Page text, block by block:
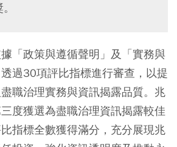
「政策與遵循聲明」及「實務與
過30項評比指標進行審查，以提
職治理實務與資訊揭露品質。兆
度獲選為盡職治理資訊揭露較佳
指標全數獲得滿分，充分展現兆